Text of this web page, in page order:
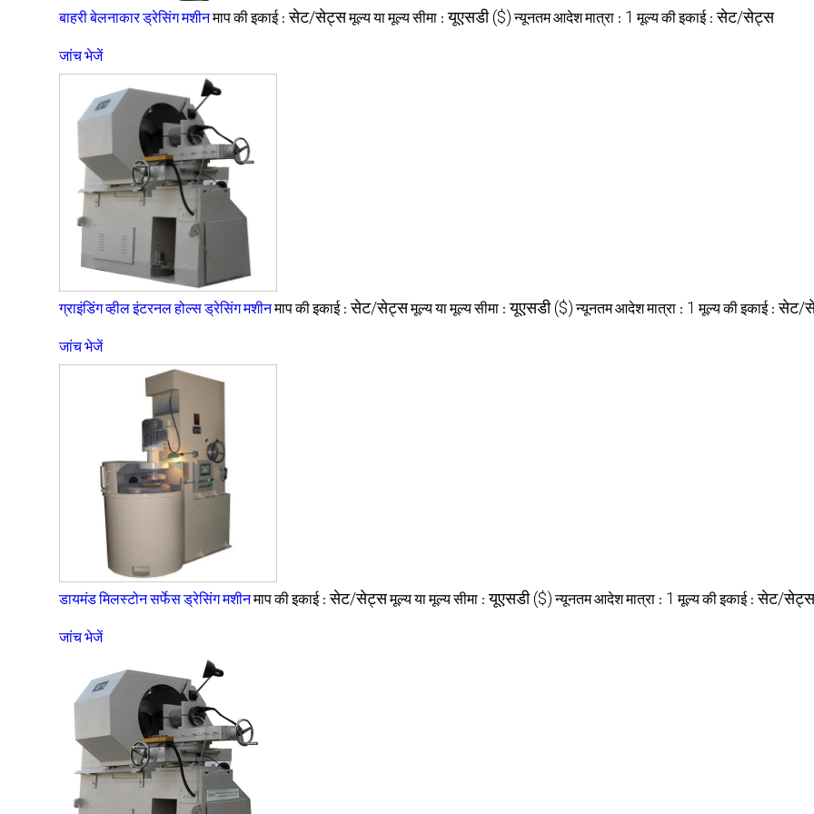
बाहरी बेलनाकार ड्रेसिंग मशीनमाप की इकाई :सेट/सेट्समूल्य या मूल्य सीमा :यूएसडी ($) न्यूनतम आदेश मात्रा : 1 मूल्य की इकाई :सेट/सेट्स
जांच भेजें
ग्राइंडिंग व्हील इंटरनल होल्स ड्रेसिंग मशीनमाप की इकाई :सेट/सेट्समूल्य या मूल्य सीमा :यूएसडी ($) न्यूनतम आदेश मात्रा : 1 मूल्य की इकाई :सेट/
जांच भेजें
डायमंड मिलस्टोन सर्फेस ड्रेसिंग मशीनमाप की इकाई :सेट/सेट्समूल्य या मूल्य सीमा :यूएसडी ($) न्यूनतम आदेश मात्रा : 1 मूल्य की इकाई :सेट/सेट्स
जांच भेजें